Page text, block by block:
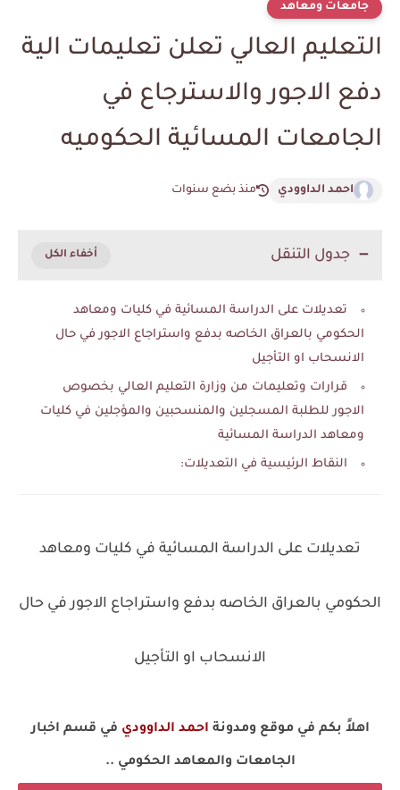
جامعات ومعاهد
التعليم العالي تعلن تعليمات الية
دفع الاجور والاسترجاع في
الجامعات المسائية الحكوميه
احمد الداوودي منذ بضع سنوات
جدول التنقل
تعديلات على الدراسة المسائية في كليات ومعاهد
الحكومي بالعراق الخاصه بدفع واستراجاع الاجور في حال
الانسحاب او التأجيل
قرارات وتعليمات من وزارة التعليم العالي بخصوص
الاجور للطلبة المسجلين والمنسحبين والمؤجلين في كليات
ومعاهد الدراسة المسائية
النقاط الرئيسية في التعديلات:
تعديلات على الدراسة المسائية في كليات ومعاهد
الحكومي بالعراق الخاصه بدفع واستراجاع الاجور في حال
الانسحاب او التأجيل
اهلاً بكم في موقع ومدونة احمد الداوودي في قسم اخبار
الجامعات والمعاهد الحكومي ..